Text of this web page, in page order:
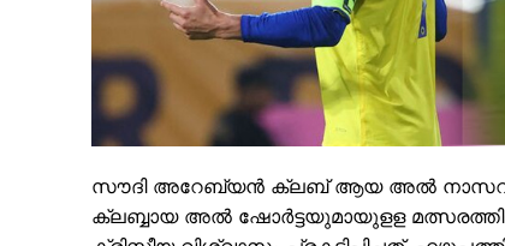
സൗദി അറേബ്യൻ ക്ലബ് ആയ അൽ നാസറിന്
ക്ലബ്ബായ അൽ ഷോർട്ടയുമായുളള